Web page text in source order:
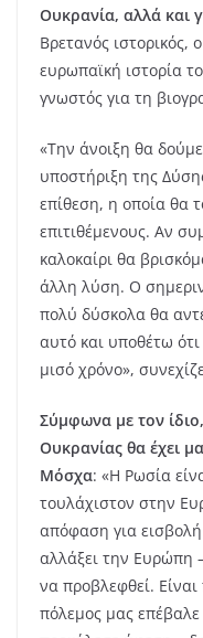
Ουκρανία, αλλά και
Βρετανός ιστορικός,
ευρωπαϊκή ιστορία
γνωστός για τη
«Την άνοιξη θα
υποστήριξη της
επίθεση, η οποία θα
επιτιθέμενους. Αν
καλοκαίρι θα
άλλη λύση. Ο
πολύ δύσκολα θα
αυτό και υποθέτω
μισό χρόνο»,
Σύμφωνα με τον
Ουκρανίας θα έχει
Μόσχα: «Η Ρωσία
τουλάχιστον στην
απόφαση για
αλλάξει την Ευρώπη
να προβλεφθεί.
πόλεμος μας επέβαλε